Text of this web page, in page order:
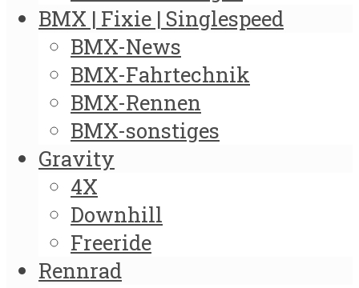
BMX | Fixie | Singlespeed
BMX-News
BMX-Fahrtechnik
BMX-Rennen
BMX-sonstiges
Gravity
4X
Downhill
Freeride
Rennrad